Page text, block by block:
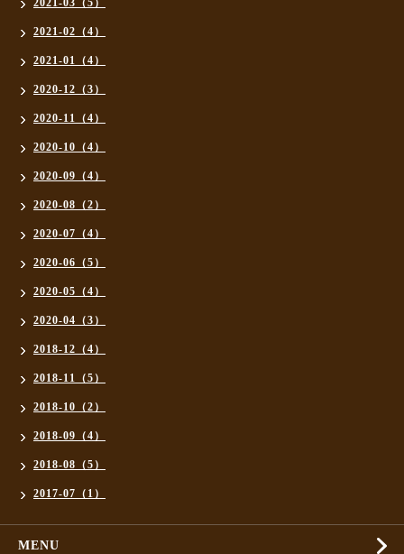
2021-03（5）
2021-02（4）
2021-01（4）
2020-12（3）
2020-11（4）
2020-10（4）
2020-09（4）
2020-08（2）
2020-07（4）
2020-06（5）
2020-05（4）
2020-04（3）
2018-12（4）
2018-11（5）
2018-10（2）
2018-09（4）
2018-08（5）
2017-07（1）
MENU